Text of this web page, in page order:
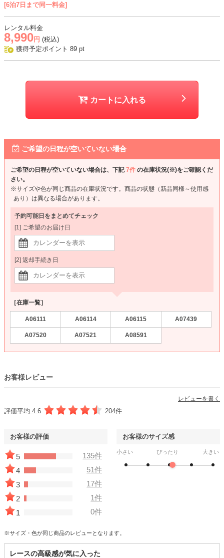
結婚式、二次会、パーティー、顔合わせ、お食事会、式典など
[6泊7日まで同一料金]
レンタル料金
8,990 円 (税込)
獲得予定ポイント 89 pt
カートに入れる
ご希望の日程が空いていない場合
ご希望の日程が空いていない場合は、下記7件 の在庫状況(※)をご確認くだ
さい。
※サイズや色が同じ商品の在庫状況です。商品の状態（新品同様～使用感
あり）は異なる場合があります。
予約可能日をまとめてチェック
[1] ご希望のお届け日
[2] 返却手続き日
［在庫一覧］
A06111 A06114 A06115 A07439
A07520 A07521 A08591
お客様レビュー
レビューを書く
評価平均 4.6 204件
お客様の評価
5
135件
4
51件
3
17件
2
1件
1
0件
お客様のサイズ感
小さい ぴったり 大きい
※サイズ・色が同じ商品のレビューとなります。
レースの高級感が気に入った